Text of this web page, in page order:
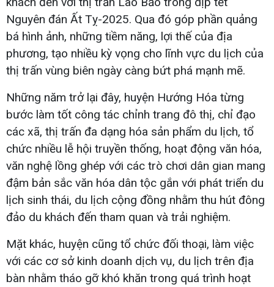
Nguyên đán Ất Tỵ-2025. Qua đó góp phần quảng
bá hình ảnh, những tiềm năng, lợi thế của địa
phương, tạo nhiều kỳ vọng cho lĩnh vực du lịch của
thị trấn vùng biên ngày càng bứt phá mạnh mẽ.
Những năm trở lại đây, huyện Hướng Hóa từng
bước làm tốt công tác chỉnh trang đô thị, chỉ đạo
các xã, thị trấn đa dạng hóa sản phẩm du lịch, tổ
chức nhiều lễ hội truyền thống, hoạt động văn hóa,
văn nghệ lồng ghép với các trò chơi dân gian mang
đậm bản sắc văn hóa dân tộc gắn với phát triển du
lịch sinh thái, du lịch cộng đồng nhằm thu hút đông
đảo du khách đến tham quan và trải nghiệm.
Mặt khác, huyện cũng tổ chức đối thoại, làm việc
với các cơ sở kinh doanh dịch vụ, du lịch trên địa
bàn nhằm tháo gỡ khó khăn trong quá trình hoạt